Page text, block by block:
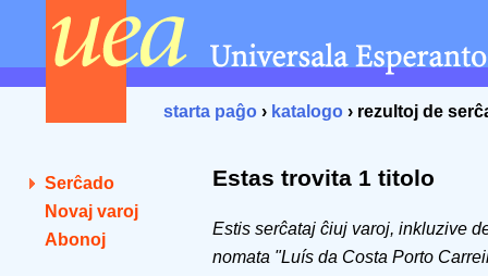
starta paĝo › katalogo › rezultoj de
Serĉado
Novaj varoj
Abonoj
Estas trovita 1 titolo
Estis serĉataj ĉiuj varoj, inkluzive
nomata "Luís da Costa Porto